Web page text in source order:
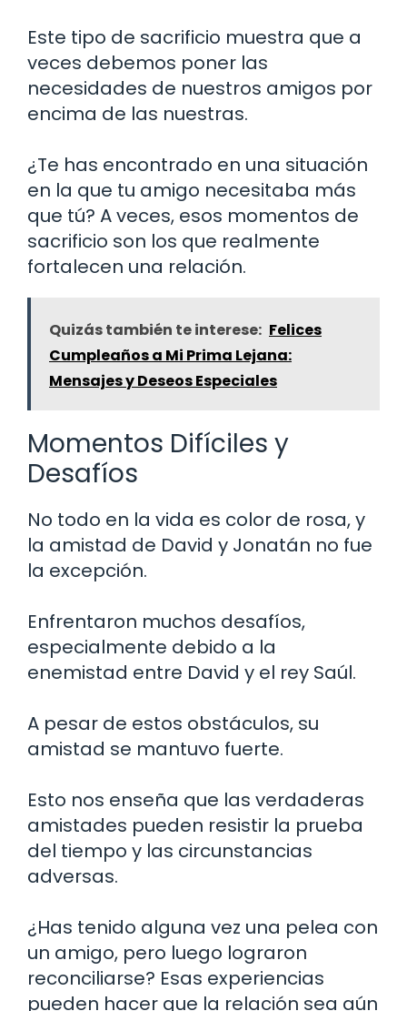
Este tipo de sacrificio muestra que a
veces debemos poner las
necesidades de nuestros amigos por
encima de las nuestras.
¿Te has encontrado en una situación
en la que tu amigo necesitaba más
que tú? A veces, esos momentos de
sacrificio son los que realmente
fortalecen una relación.
Quizás también te interese: Felices
Cumpleaños a Mi Prima Lejana:
Mensajes y Deseos Especiales
Momentos Difíciles y
Desafíos
No todo en la vida es color de rosa, y
la amistad de David y Jonatán no fue
la excepción.
Enfrentaron muchos desafíos,
especialmente debido a la
enemistad entre David y el rey Saúl.
A pesar de estos obstáculos, su
amistad se mantuvo fuerte.
Esto nos enseña que las verdaderas
amistades pueden resistir la prueba
del tiempo y las circunstancias
adversas.
¿Has tenido alguna vez una pelea con
un amigo, pero luego lograron
reconciliarse? Esas experiencias
pueden hacer que la relación sea aún